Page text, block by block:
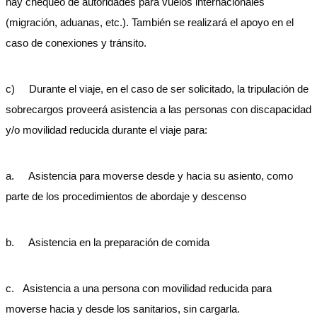
(migración, aduanas, etc.). También se realizará el apoyo en el
caso de conexiones y tránsito.
c) Durante el viaje, en el caso de ser solicitado, la tripulación de
sobrecargos proveerá asistencia a las personas con discapacidad
y/o movilidad reducida durante el viaje para:
a. Asistencia para moverse desde y hacia su asiento, como
parte de los procedimientos de abordaje y descenso
b. Asistencia en la preparación de comida
c. Asistencia a una persona con movilidad reducida para
moverse hacia y desde los sanitarios, sin cargarla.